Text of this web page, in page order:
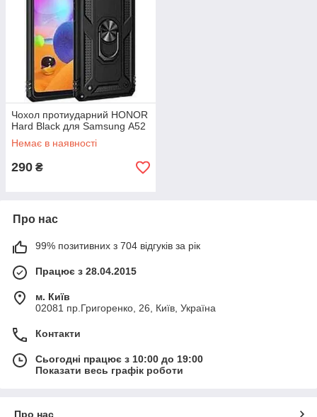
Чохол протиударний HONOR
Hard Black для Samsung А52
Немає в наявності
290 ₴
Про нас
99% позитивних з 704 відгуків за рік
Працює з 28.04.2015
м. Київ
02081 пр.Григоренко, 26, Київ, Україна
Контакти
Сьогодні працює з 10:00 до 19:00
Показати весь графік роботи
Про нас